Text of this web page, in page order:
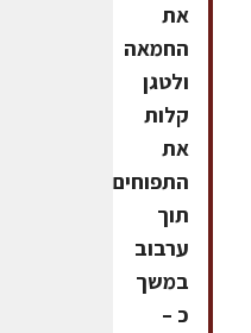
את
החמאה
ולטגן
קלות
את
התפוחים
תוך
ערבוב
במשך
כ –